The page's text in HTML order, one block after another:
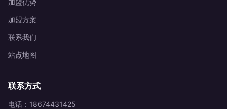
加盟方案
联系我们
站点地图
联系方式
电话：18674431425